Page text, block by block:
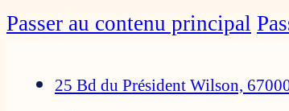
Passer au contenu principal
25 Bd du Président Wilson,